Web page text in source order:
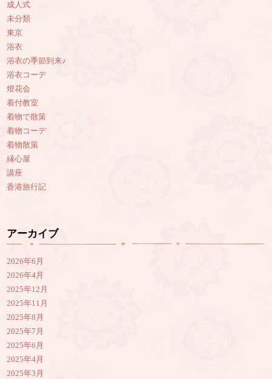
成人式
未分類
東京
浴衣
浴衣の季節到来♪
浴衣コーデ
燈花会
着付教室
着物で散策
着物コーデ
着物散策
縁心屋
講座
香港旅行記
アーカイブ
2026年6月
2026年4月
2025年12月
2025年11月
2025年8月
2025年7月
2025年6月
2025年4月
2025年3月